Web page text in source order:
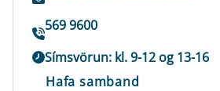
569 9600
Símsvörun: kl. 9-12 og 13-16
Hafa samband